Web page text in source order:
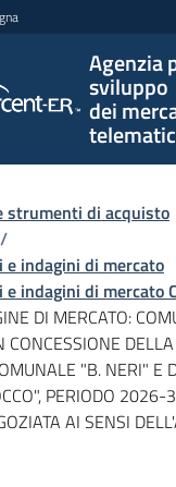
Agenzia
sviluppo
dei
per lo
sviluppo
telematici
strumenti di acquisto
/
indagini di mercato
indagini di mercato
DI MERCATO:
"B. NERI" E
PERIODO
AI SENSI